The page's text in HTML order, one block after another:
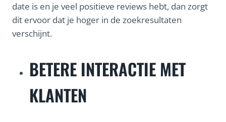
date is en je veel positieve reviews hebt, dan zorgt
dit ervoor dat je hoger in de zoekresultaten
verschijnt.
BETERE INTERACTIE MET
KLANTEN